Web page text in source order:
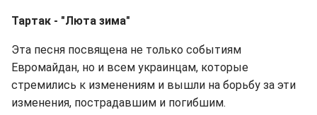
Тартак - "Люта зима"
Эта песня посвящена не только событиям
Евромайдан, но и всем украинцам, которые
стремились к изменениям и вышли на борьбу за эти
изменения, пострадавшим и погибшим.